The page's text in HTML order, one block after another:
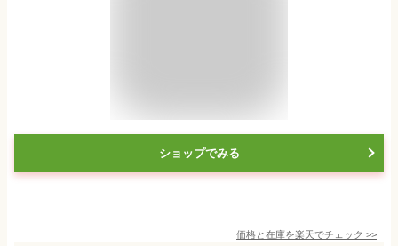
ショップでみる
価格と在庫を楽天でチェック >>